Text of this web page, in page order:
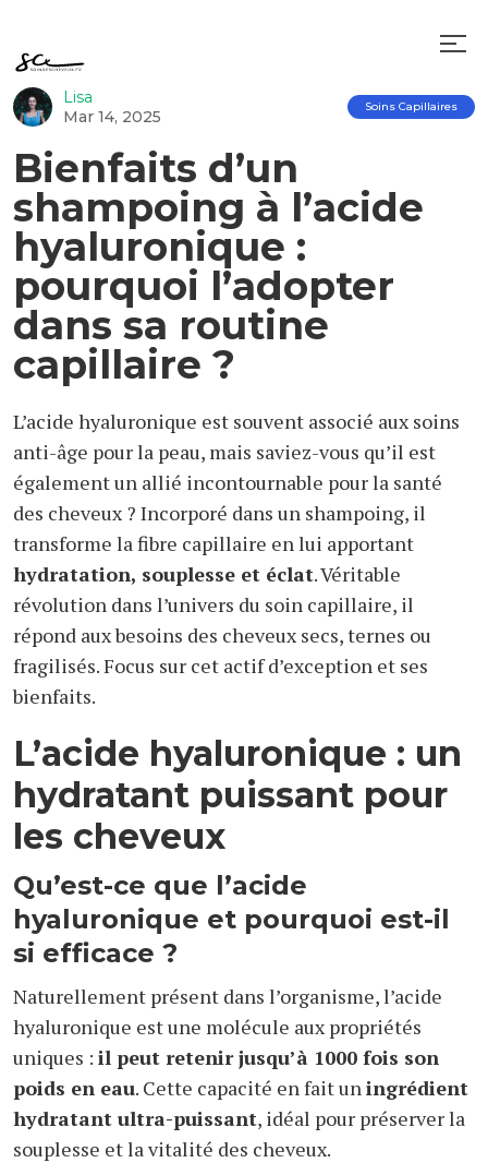
Lisa
Mar 14, 2025
Soins Capillaires
Bienfaits d’un
shampoing à l’acide
hyaluronique :
pourquoi l’adopter
dans sa routine
capillaire ?
L’acide hyaluronique est souvent associé aux soins
anti-âge pour la peau, mais saviez-vous qu’il est
également un allié incontournable pour la santé
des cheveux ? Incorporé dans un shampoing, il
transforme la fibre capillaire en lui apportant
hydratation, souplesse et éclat. Véritable
révolution dans l’univers du soin capillaire, il
répond aux besoins des cheveux secs, ternes ou
fragilisés. Focus sur cet actif d’exception et ses
bienfaits.
L’acide hyaluronique : un
hydratant puissant pour
les cheveux
Qu’est-ce que l’acide
hyaluronique et pourquoi est-il
si efficace ?
Naturellement présent dans l’organisme, l’acide
hyaluronique est une molécule aux propriétés
uniques : il peut retenir jusqu’à 1000 fois son
poids en eau. Cette capacité en fait uningrédient
hydratant ultra-puissant, idéal pour préserver la
souplesse et la vitalité des cheveux.